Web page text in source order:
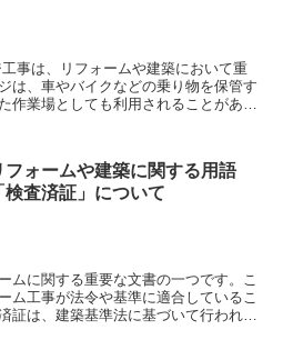
は、車やバイクなどの乗り物を保管す
作業場としても利用されることがあり
なども考慮しながら、最適な計画を立
め、しっかりとした基礎が必要です。
切な材料の選定、施工方法の決定など
気などの設備も考慮しながら基礎工事
、耐久性や安全性を考慮して設計さ
ます。壁や屋根は、断熱性や防水性を
フォームや建築に関する用語
検査済証」について
ムに関する重要な文書の一つです。こ
ム工事が法令や基準に適合しているこ
証は、建築基準法に基づいて行われる